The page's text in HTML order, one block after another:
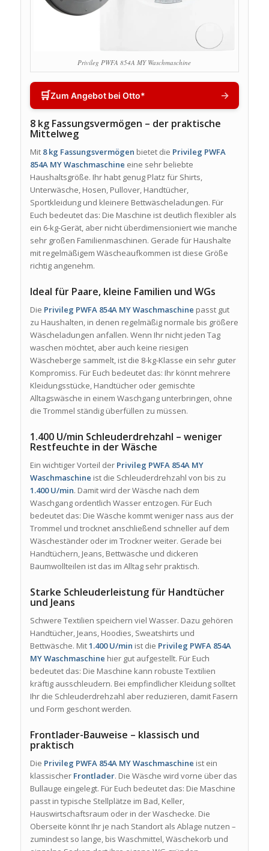
Privileg PWFA 854A MY Waschmaschine
🛒Zum Angebot bei Otto* →
8 kg Fassungsvermögen – der praktische
Mittelweg
Mit 8 kg Fassungsvermögen bietet die Privileg PWFA
854A MY Waschmaschine eine sehr beliebte
Haushaltsgröße. Ihr habt genug Platz für Shirts,
Unterwäsche, Hosen, Pullover, Handtücher,
Sportkleidung und kleinere Bettwäscheladungen. Für
Euch bedeutet das: Die Maschine ist deutlich flexibler als
ein 6-kg-Gerät, aber nicht überdimensioniert wie manche
sehr großen Familienmaschinen. Gerade für Haushalte
mit regelmäßigem Wäscheaufkommen ist diese Größe
richtig angenehm.
Ideal für Paare, kleine Familien und WGs
Die Privileg PWFA 854A MY Waschmaschine passt gut
zu Haushalten, in denen regelmäßig normale bis größere
Wäscheladungen anfallen. Wenn Ihr nicht jeden Tag
waschen möchtet, aber auch keine riesigen
Wäscheberge sammelt, ist die 8-kg-Klasse ein sehr guter
Kompromiss. Für Euch bedeutet das: Ihr könnt mehrere
Kleidungsstücke, Handtücher oder gemischte
Alltagswäsche in einem Waschgang unterbringen, ohne
die Trommel ständig überfüllen zu müssen.
1.400 U/min Schleuderdrehzahl – weniger
Restfeuchte in der Wäsche
Ein wichtiger Vorteil der Privileg PWFA 854A MY
Waschmaschine ist die Schleuderdrehzahl von bis zu
1.400 U/min. Damit wird der Wäsche nach dem
Waschgang ordentlich Wasser entzogen. Für Euch
bedeutet das: Die Wäsche kommt weniger nass aus der
Trommel und trocknet anschließend schneller auf dem
Wäscheständer oder im Trockner weiter. Gerade bei
Handtüchern, Jeans, Bettwäsche und dickeren
Baumwollteilen ist das im Alltag sehr praktisch.
Starke Schleuderleistung für Handtücher
und Jeans
Schwere Textilien speichern viel Wasser. Dazu gehören
Handtücher, Jeans, Hoodies, Sweatshirts und
Bettwäsche. Mit1.400 U/min ist die Privileg PWFA 854A
MY Waschmaschine hier gut aufgestellt. Für Euch
bedeutet das: Die Maschine kann robuste Textilien
kräftig ausschleudern. Bei empfindlicher Kleidung solltet
Ihr die Schleuderdrehzahl aber reduzieren, damit Fasern
und Form geschont werden.
Frontlader-Bauweise – klassisch und
praktisch
Die Privileg PWFA 854A MY Waschmaschine ist ein
klassischer Frontlader. Die Wäsche wird vorne über das
Bullauge eingelegt. Für Euch bedeutet das: Die Maschine
passt in typische Stellplätze im Bad, Keller,
Hauswirtschaftsraum oder in der Waschecke. Die
Oberseite könnt Ihr je nach Standort als Ablage nutzen –
zumindest so lange, bis Waschmittel, Wäschekorb und